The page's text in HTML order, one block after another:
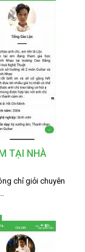
TẠI NHÀ
chỉ giỏi chuyên